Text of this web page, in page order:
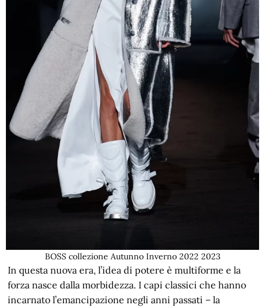
BOSS collezione Autunno Inverno 2022 2023
In questa nuova era, l’idea di potere è multiforme e la
forza nasce dalla morbidezza. I capi classici che hanno
incarnato l’emancipazione negli anni passati – la